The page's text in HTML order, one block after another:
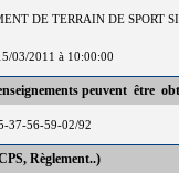
DE TERRAIN DE SPORT
03/2011 à 10:00:00
peuvent être
37-56-59-02/92
Règlement..)